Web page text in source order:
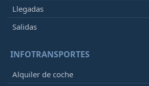
Llegadas
Salidas
INFOTRANSPORTES
Alquiler de coche